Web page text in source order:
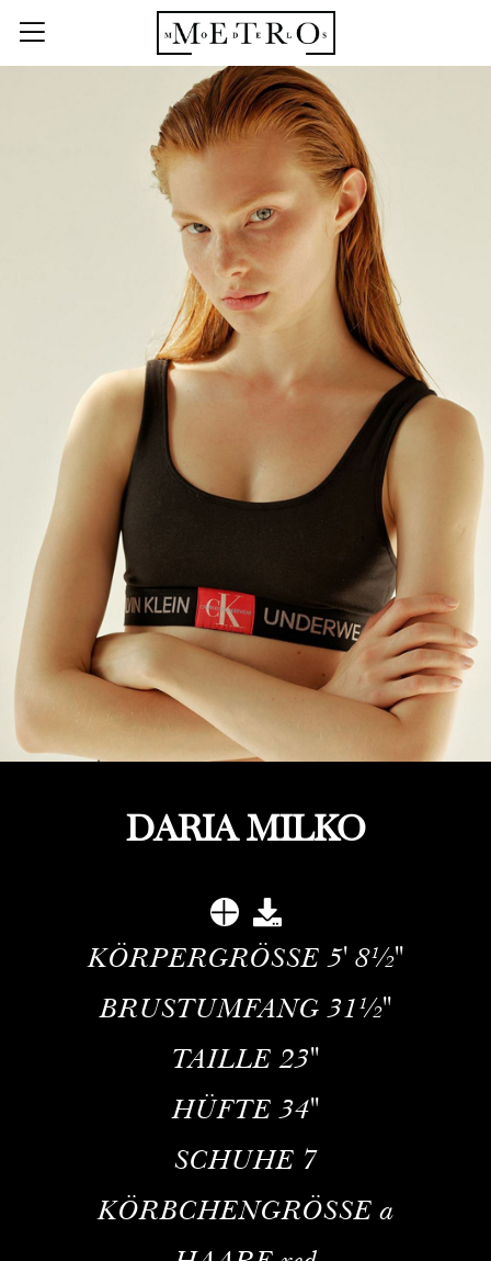
DARIA MILKO
KÖRPERGRÖSSE 5' 8½''
BRUSTUMFANG 31½''
TAILLE 23''
HÜFTE 34''
SCHUHE 7
KÖRBCHENGRÖSSE a